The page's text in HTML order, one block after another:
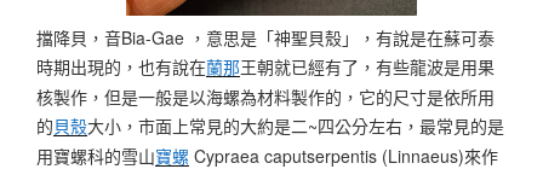
擋降貝，音Bia-Gae ，意思是「神聖貝殼」，有說是在蘇可泰
時期出現的，也有說在蘭那王朝就已經有了，有些龍波是用果
核製作，但是一般是以海螺為材料製作的，它的尺寸是依所用
的貝殼大小，市面上常見的大約是二~四公分左右，最常見的是
用寶螺科的雪山寶螺 Cypraea caputserpentis (Linnaeus)來作